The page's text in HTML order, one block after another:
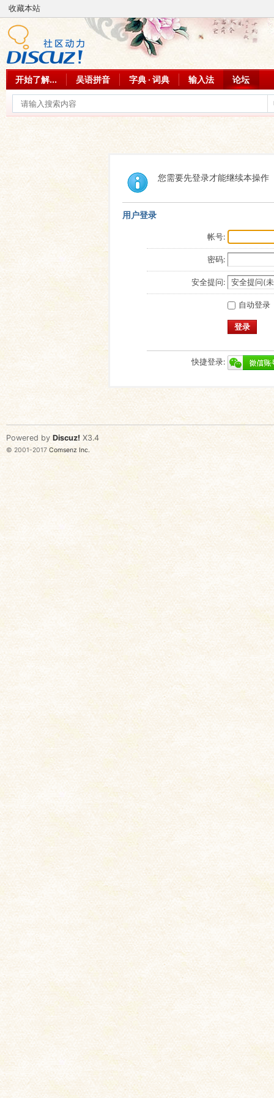
收藏本站
开始了解... 吴语拼音 字典 · 词典 输入法 论坛
您需要先登录才能继续本操作
用户登录
帐号:
密码:
安全提问:
自动登录
登录
快捷登录:
Powered by Discuz! X3.4
© 2001-2017 Comsenz Inc.